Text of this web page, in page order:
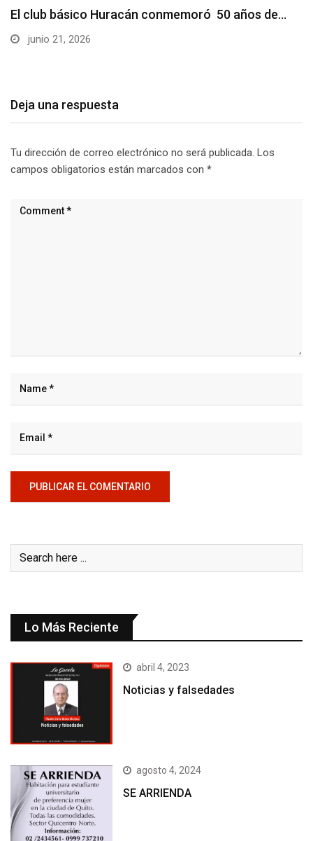
El club básico Huracán conmemoró 50 años de…
junio 21, 2026
Deja una respuesta
Tu dirección de correo electrónico no será publicada. Los
campos obligatorios están marcados con *
Lo Más Reciente
abril 4, 2023
Noticias y falsedades
agosto 4, 2024
SE ARRIENDA